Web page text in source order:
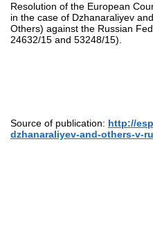
Resolution of the European
in the case of Dzhanaraliyev
Others) against the Russian
24632/15 and 53248/15).
Source of publication: http://
dzhanaraliyev-and-others-v-